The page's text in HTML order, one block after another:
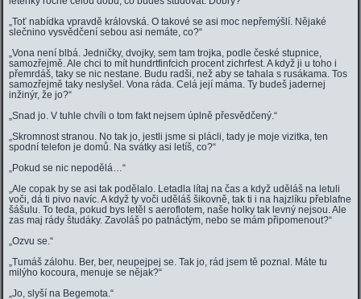
„Toť nabídka vpravdě královská. O takové se asi moc nepřemýšlí. Nějaké
slečnino vysvědčení sebou asi nemáte, co?“
„Vona není blbá. Jedničky, dvojky, sem tam trojka, podle české stupnice,
samozřejmě. Ale chci to mít hundrtfinfcich procent zichrfest. A když ji u toho i
přemrdáš, taky se nic nestane. Budu radši, než aby se tahala s rusákama. Tos
samozřejmě taky neslyšel. Vona ráda. Celá její máma. Ty budeš jadernej
inžinýr, že jo?“
„Snad jo. V tuhle chvíli o tom fakt nejsem úplně přesvědčený.“
„Skromnost stranou. No tak jo, jestli jsme si plácli, tady je moje vizitka, ten
spodní telefon je domů. Na svátky asi letíš, co?“
„Pokud se nic nepodělá…“
„Ale copak by se asi tak podělalo. Letadla lítaj na čas a když uděláš na letuli
voči, dá ti pivo navíc. A když ty voči uděláš šikovně, tak ti i na hajzlíku přeblafne
šášulu. To teda, pokud bys letěl s aeroflotem, naše holky tak levný nejsou. Ale
zas maj rády študáky. Zavoláš po patnáctým, nebo se mám připomenout?“
„Ozvu se.“
„Tumáš zálohu. Ber, ber, neupejpej se. Tak jo, rád jsem tě poznal. Máte tu
milýho kocoura, menuje se nějak?“
„Jo, slyší na Begemota.“